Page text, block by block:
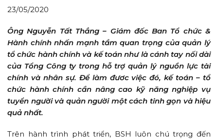
23/05/2020
Ông Nguyễn Tất Thắng – Giám đốc Ban Tổ chức &
Hành chính nhấn mạnh tầm quan trọng của quản lý
tổ chức hành chính và kế toán như là cánh tay nối dài
của Tổng Công ty trong hỗ trợ quản lý nguồn lực tài
chính và nhân sự. Để làm đươc việc đó, kế toán – tổ
chức hành chính cần nâng cao kỹ năng nghiệp vụ
tuyển người và quản người một cách tinh gọn và hiệu
quả nhất.
Trên hành trình phát triển, BSH luôn chú trọng đến